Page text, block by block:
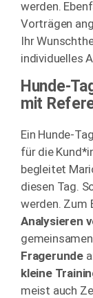
werden.
Vorträgen
Ihr
individuelles
Hunde-
mit
Ein Hunde-
für die
begleitet
diesen Tag.
werden. Zum
Analysieren
Fragerunde
kleine
meist auch